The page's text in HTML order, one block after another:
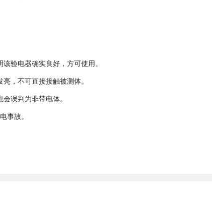
验电器确实良好，方可使用。
，不可直接接触被测体。
误判为非带电体。
事故。